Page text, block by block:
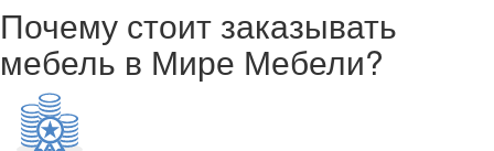
Почему стоит заказывать
мебель в Мире Мебели?